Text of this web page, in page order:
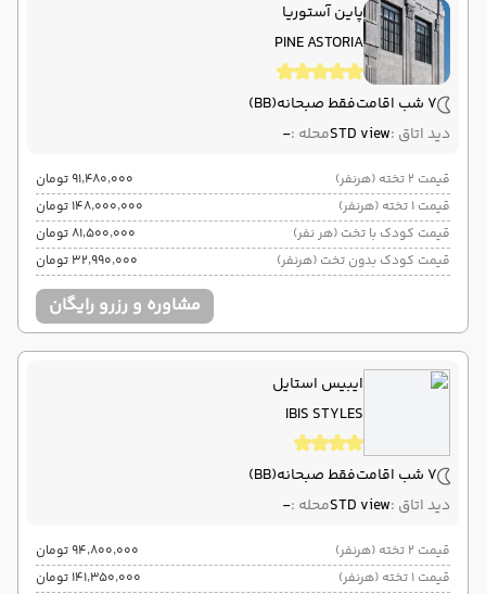
پاین آستوریا
PINE ASTORIA
7 شب اقامت فقط صبحانه(BB)
دید اتاق :STD viewمحله :-
قیمت 2 تخته (هرنفر)
۹۱٬۴۸۰٬۰۰۰ تومان
قیمت 1 تخته (هرنفر)
۱۴۸٬۰۰۰٬۰۰۰ تومان
قیمت کودک با تخت (هر نفر)
۸۱٬۵۰۰٬۰۰۰ تومان
قیمت کودک بدون تخت (هرنفر)
۳۲٬۹۹۰٬۰۰۰ تومان
مشاوره و رزرو رایگان
ایبیس استایل
IBIS STYLES
7 شب اقامت فقط صبحانه(BB)
دید اتاق :STD viewمحله :-
قیمت 2 تخته (هرنفر)
۹۴٬۸۰۰٬۰۰۰ تومان
قیمت 1 تخته (هرنفر)
۱۴۱٬۳۵۰٬۰۰۰ تومان